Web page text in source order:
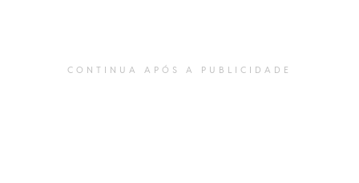
CONTINUA APÓS A PUBLICIDADE